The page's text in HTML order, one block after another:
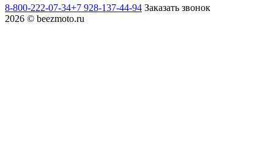
8-800-222-07-34+7 928-137-44-94 Заказать звонок
2026 © beezmoto.ru